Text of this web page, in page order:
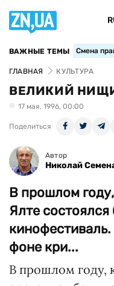
ВАЖНЫЕ ТЕМЫ Смена
ГЛАВНАЯ КУЛЬТУРА
ВЕЛИКИЙ
17 мая, 1996, 00:00
Поделиться
Автор
Николай
В прошлом
Ялте
фоне кри...
В прошлом году,